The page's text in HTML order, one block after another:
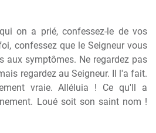
on a prié, confessez-le de vos
confessez que le Seigneur vous
aux symptômes. Ne regardez pas
regardez au Seigneur. Il l'a fait.
vraie. Alléluia ! Ce qu'Il a
Loué soit son saint nom !